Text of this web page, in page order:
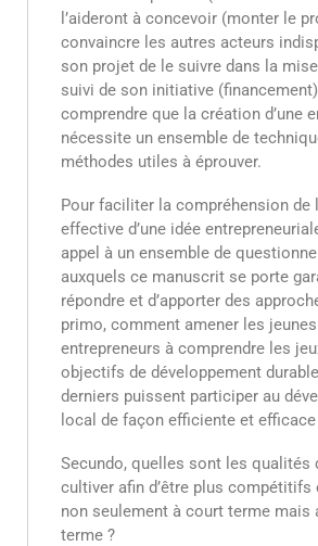
l’aideront à concevoir (monter le
convaincre les autres acteurs
son projet de le suivre dans la
suivi de son initiative
comprendre que la création d’une
nécessite un ensemble de
méthodes utiles à éprouver.
Pour faciliter la compréhension de
effective d’une idée
appel à un ensemble de
auxquels ce manuscrit se porte
répondre et d’apporter des
primo, comment amener les
entrepreneurs à comprendre les
objectifs de développement
derniers puissent participer au
local de façon efficiente et efficace
Secundo, quelles sont les qualités
cultiver afin d’être plus compétitifs
non seulement à court terme mais
terme ?